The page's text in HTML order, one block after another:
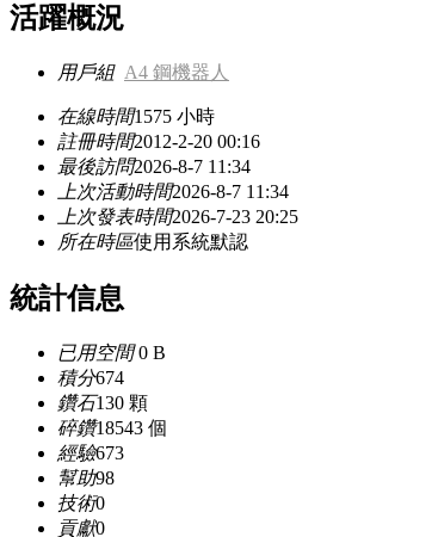
活躍概況
用戶組 A4 鋼機器人
在線時間1575 小時
註冊時間2012-2-20 00:16
最後訪問2026-8-7 11:34
上次活動時間2026-8-7 11:34
上次發表時間2026-7-23 20:25
所在時區使用系統默認
統計信息
已用空間0 B
積分674
鑽石130 顆
碎鑽18543 個
經驗673
幫助98
技術0
貢獻0